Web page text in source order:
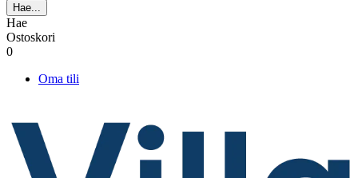
Hae...
Hae
Ostoskori
0
Oma tili